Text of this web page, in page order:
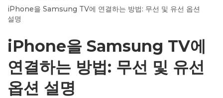
iPhone을 Samsung TV에 연결하는 방법: 무선 및 유선 옵션
설명
iPhone을 Samsung TV에
연결하는 방법: 무선 및 유선
옵션 설명